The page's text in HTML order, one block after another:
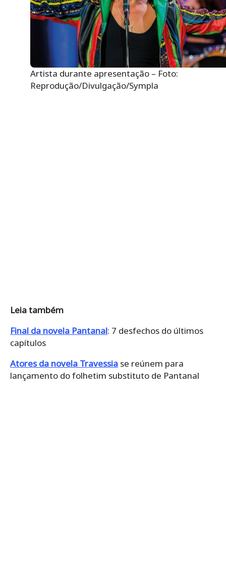
Artista durante apresentação – Foto:
Reprodução/Divulgação/Sympla
Leia também
Final da novela Pantanal: 7 desfechos do últimos
capítulos
Atores da novela Travessia se reúnem para
lançamento do folhetim substituto de Pantanal